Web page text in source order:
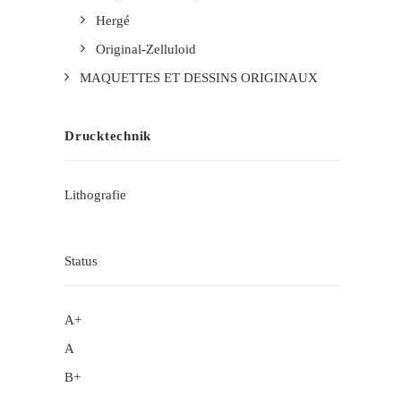
Hergé
Original-Zelluloid
MAQUETTES ET DESSINS ORIGINAUX
Drucktechnik
Lithografie
Status
A+
A
B+